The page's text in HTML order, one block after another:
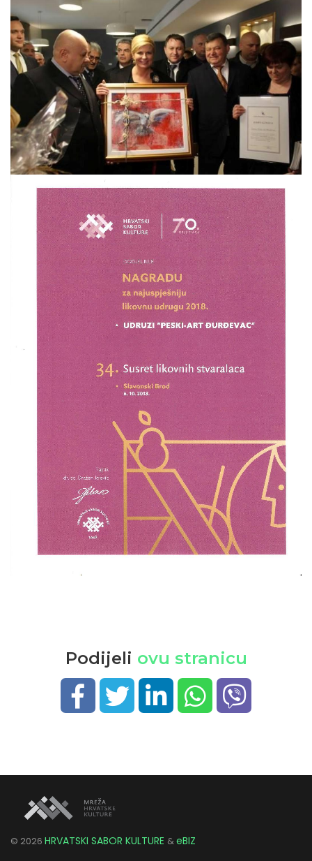
Podijeli ovu stranicu
© 2026 HRVATSKI SABOR KULTURE &eBIZ